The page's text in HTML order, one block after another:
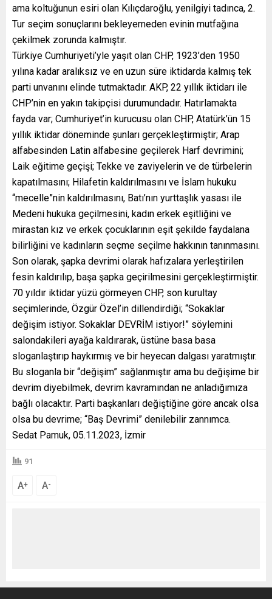
ama koltuğunun esiri olan Kılıçdaroğlu, yenilgiyi tadınca, 2.
Tur seçim sonuçlarını bekleyemeden evinin mutfağına
çekilmek zorunda kalmıştır.
Türkiye Cumhuriyeti’yle yaşıt olan CHP, 1923’den 1950
yılına kadar aralıksız ve en uzun süre iktidarda kalmış tek
parti unvanını elinde tutmaktadır. AKP, 22 yıllık iktidarı ile
CHP’nin en yakın takipçisi durumundadır. Hatırlamakta
fayda var; Cumhuriyet’in kurucusu olan CHP, Atatürk’ün 15
yıllık iktidar döneminde şunları gerçekleştirmiştir; Arap
alfabesinden Latin alfabesine geçilerek Harf devrimini;
Laik eğitime geçişi; Tekke ve zaviyelerin ve de türbelerin
kapatılmasını; Hilafetin kaldırılmasını ve İslam hukuku
“mecelle”nin kaldırılmasını, Batı’nın yurttaşlık yasası ile
Medeni hukuka geçilmesini, kadın erkek eşitliğini ve
mirastan kız ve erkek çocuklarının eşit şekilde faydalana
bilirliğini ve kadınların seçme seçilme hakkının tanınmasını.
Son olarak, şapka devrimi olarak hafızalara yerleştirilen
fesin kaldırılıp, başa şapka geçirilmesini gerçekleştirmiştir.
70 yıldır iktidar yüzü görmeyen CHP, son kurultay
seçimlerinde, Özgür Özel’in dillendirdiği; “Sokaklar
değişim istiyor. Sokaklar DEVRİM istiyor!” söylemini
salondakileri ayağa kaldırarak, üstüne basa basa
sloganlaştırıp haykırmış ve bir heyecan dalgası yaratmıştır.
Bu sloganla bir “değişim” sağlanmıştır ama bu değişime bir
devrim diyebilmek, devrim kavramından ne anladığımıza
bağlı olacaktır. Parti başkanları değiştiğine göre ancak olsa
olsa bu devrime; “Baş Devrimi” denilebilir zannımca.
Sedat Pamuk, 05.11.2023, İzmir
91
A+ A-